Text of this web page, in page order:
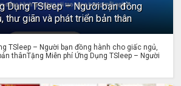
Dụng TSleep – Người bạn đồng
thư giãn và phát triển bản thân
TSleep – Người bạn đồng hành cho giấc ngủ,
thânTặng Miễn phí Ứng Dụng TSleep – Người